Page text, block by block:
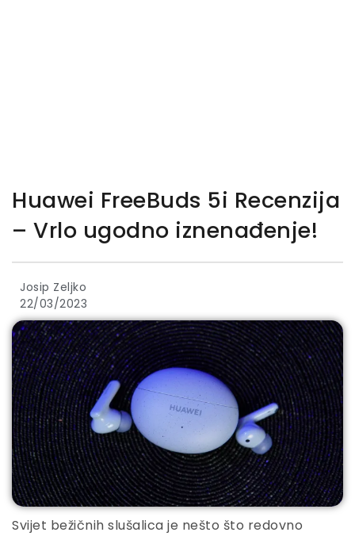
Huawei FreeBuds 5i Recenzija
– Vrlo ugodno iznenađenje!
Josip Zeljko
22/03/2023
Svijet bežičnih slušalica je nešto što redovno